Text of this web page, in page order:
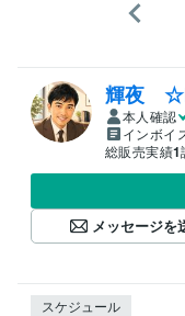
輝夜
本人確認
インボイ
総販売実績1
メッセージを
スケジュール